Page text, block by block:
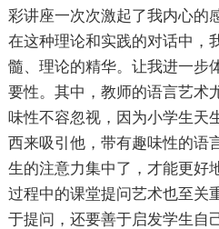
彩讲座一次次激起了我内心的
在这种理论和实践的对话中，
髓、理论的精华。让我进一步
要性。其中，教师的语言艺术
味性不容忽视，因为小学生天
西来吸引他，带有趣味性的语
生的注意力集中了，才能更好
过程中的课堂提问艺术也至关
于提问，还要善于启发学生自